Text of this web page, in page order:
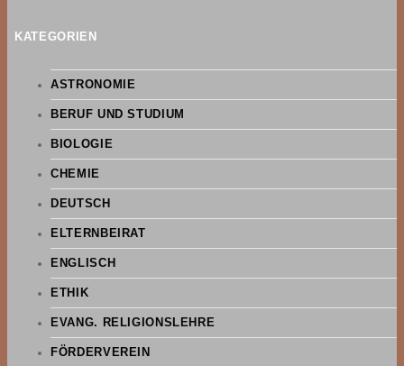
KATEGORIEN
ASTRONOMIE
BERUF UND STUDIUM
BIOLOGIE
CHEMIE
DEUTSCH
ELTERNBEIRAT
ENGLISCH
ETHIK
EVANG. RELIGIONSLEHRE
FÖRDERVEREIN